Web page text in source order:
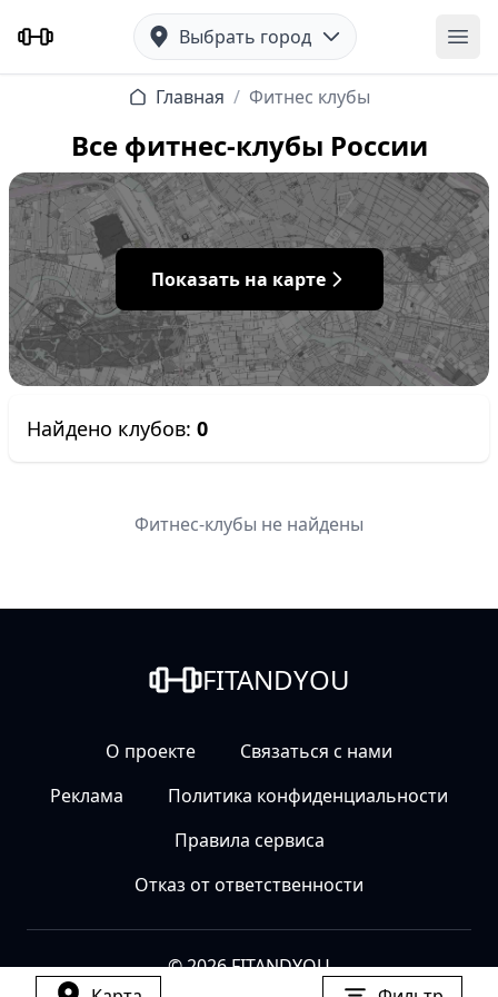
Выбрать город
Главная / Фитнес клубы
Все фитнес-клубы России
Показать на карте
Найдено клубов: 0
Фитнес-клубы не найдены
FITANDYOU
О проекте
Связаться с нами
Реклама
Политика конфиденциальности
Правила сервиса
Отказ от ответственности
© 2026 FITANDYOU